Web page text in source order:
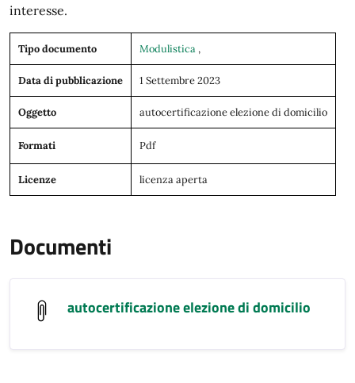
interesse.
Tipo documento Modulistica ,
Data di pubblicazione 1 Settembre 2023
Oggetto autocertificazione elezione di domicilio
Formati Pdf
Licenze licenza aperta
Documenti
autocertificazione elezione di domicilio